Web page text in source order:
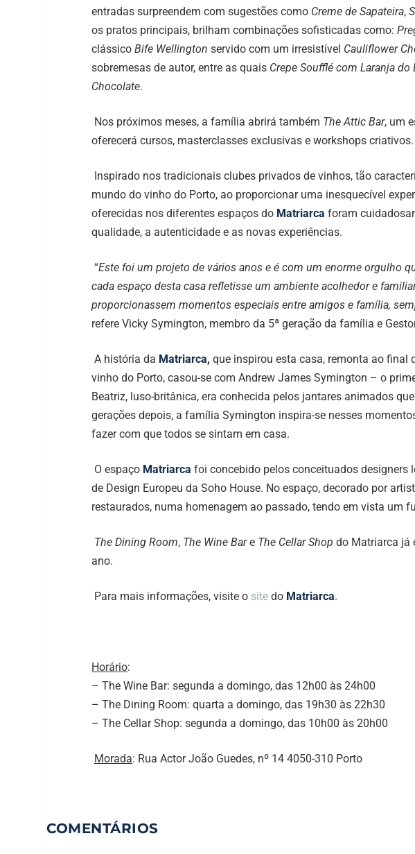
entradas surpreendem com sugestões como Creme de Sapateira,
os pratos principais, brilham combinações sofisticadas como:
clássico Bife Wellington servido com um irresistível Cauliflower
sobremesas de autor, entre as quais Crepe Soufflé com Laranja do
Chocolate.
Nos próximos meses, a família abrirá também The Attic Bar, um
oferecerá cursos, masterclasses exclusivas e workshops criativos.
Inspirado nos tradicionais clubes privados de vinhos, tão
mundo do vinho do Porto, ao proporcionar uma inesquecível
oferecidas nos diferentes espaços do Matriarca foram
qualidade, a autenticidade e as novas experiências.
“Este foi um projeto de vários anos e é com um enorme orgulho
cada espaço desta casa refletisse um ambiente acolhedor e
proporcionassem momentos especiais entre amigos e família,
refere Vicky Symington, membro da 5ª geração da família e
A história da Matriarca, que inspirou esta casa, remonta ao final
vinho do Porto, casou-se com Andrew James Symington – o
Beatriz, luso-britânica, era conhecida pelos jantares animados
gerações depois, a família Symington inspira-se nesses
fazer com que todos se sintam em casa.
O espaço Matriarca foi concebido pelos conceituados designers
de Design Europeu da Soho House. No espaço, decorado por
restaurados, numa homenagem ao passado, tendo em vista um
The Dining Room, The Wine Bare The Cellar Shop do Matriarca já
ano.
Para mais informações, visite o site do Matriarca.
Horário:
– The Wine Bar: segunda a domingo, das 12h00 às 24h00
– The Dining Room: quarta a domingo, das 19h30 às 22h30
– The Cellar Shop: segunda a domingo, das 10h00 às 20h00
Morada: Rua Actor João Guedes, nº 14 4050-310 Porto
COMENTÁRIOS